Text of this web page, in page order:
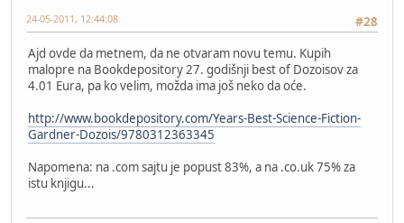
#28
24-05-2011, 12:44:08
Ajd ovde da metnem, da ne otvaram novu temu. Kupih
malopre na Bookdepository 27. godišnji best of Dozoisov za
4.01 Eura, pa ko velim, možda ima još neko da oće.
http://www.bookdepository.com/Years-Best-Science-Fiction-
Gardner-Dozois/9780312363345
Napomena: na .com sajtu je popust 83%, a na .co.uk 75% za
istu knjigu...